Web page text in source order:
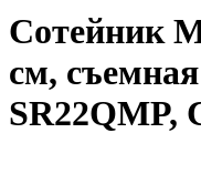
Сотейник
см,
SR22QMP,